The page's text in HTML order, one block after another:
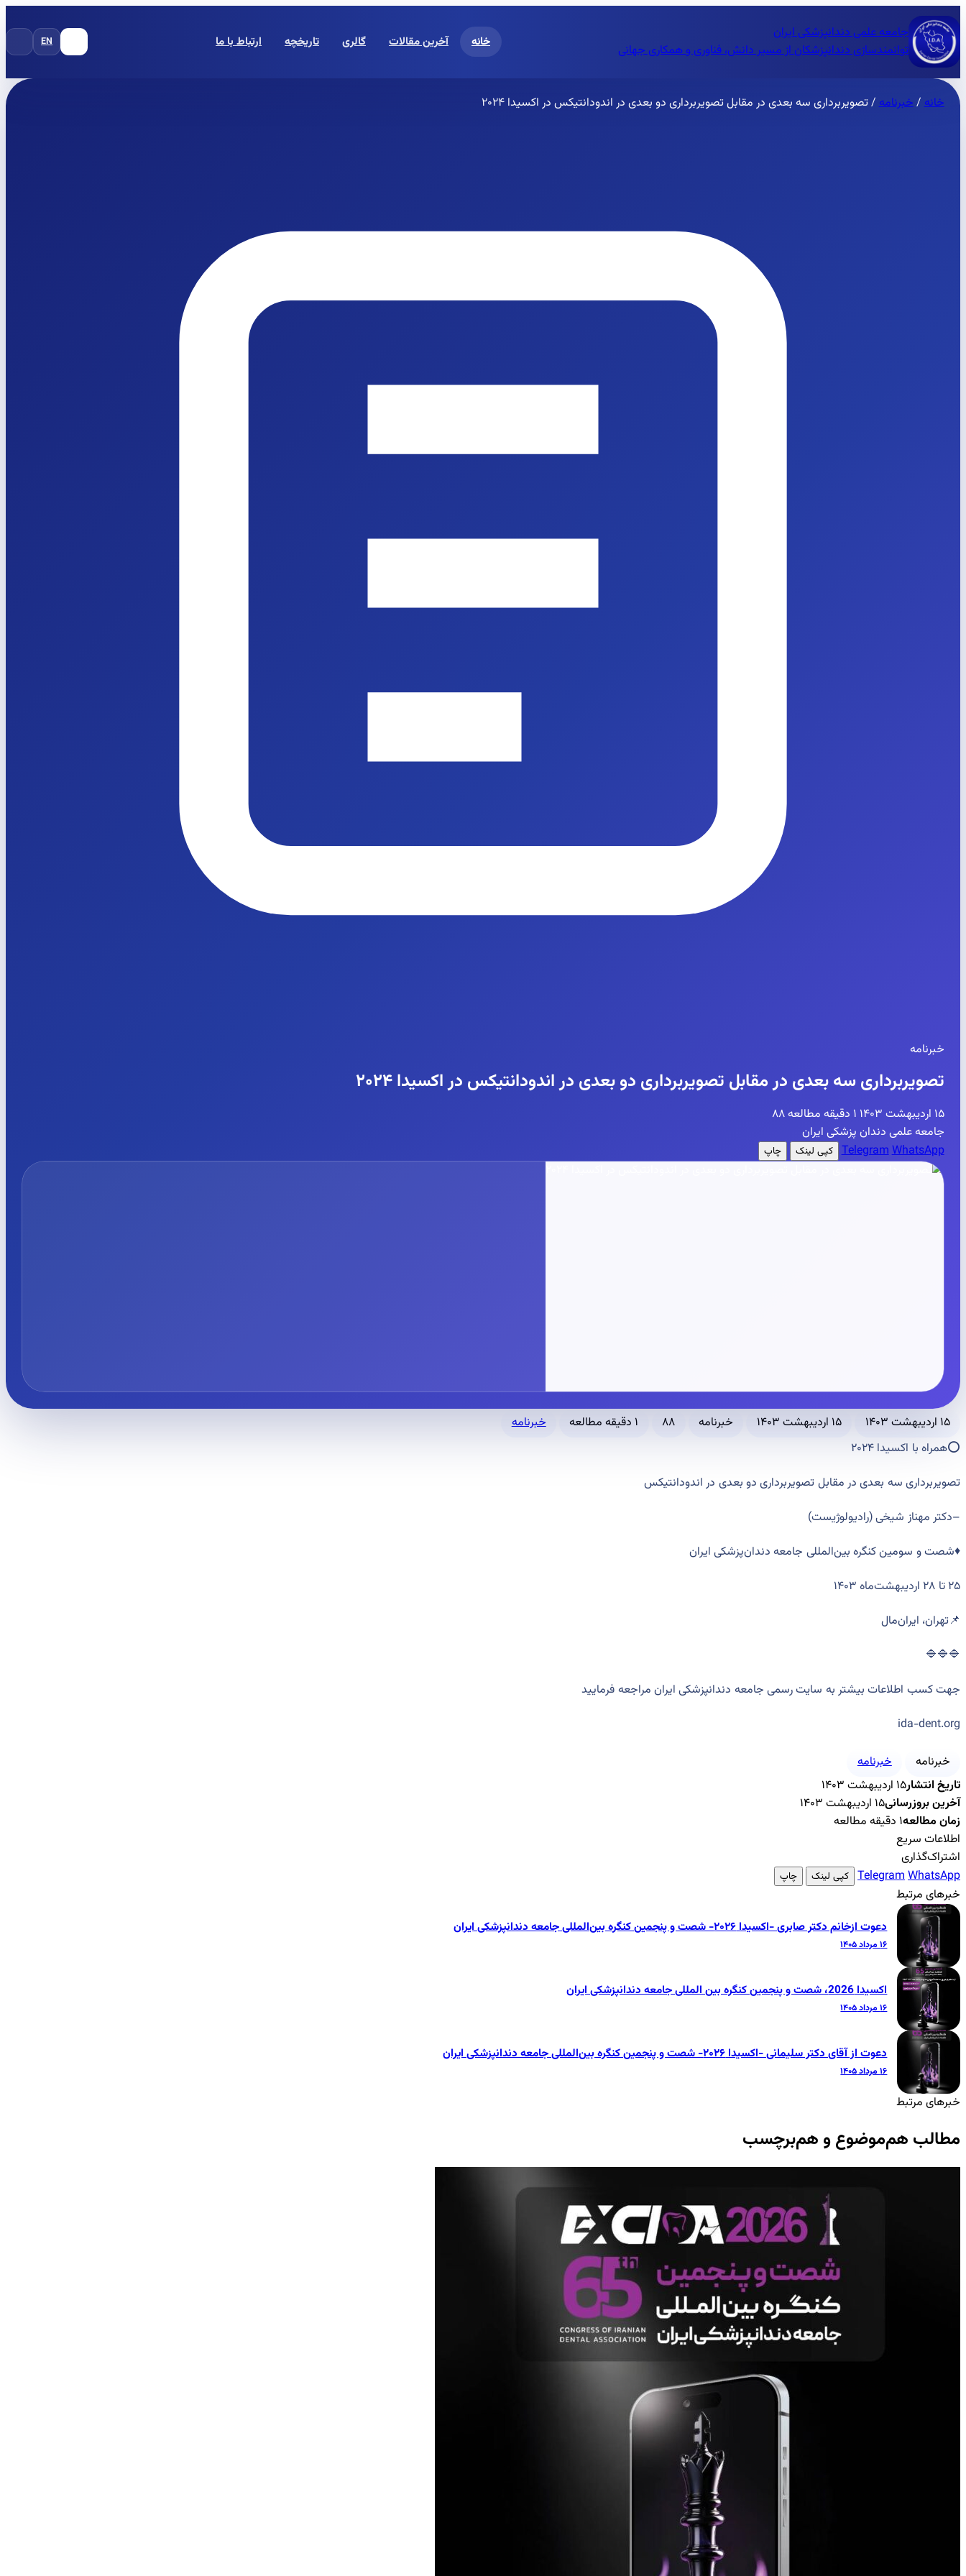
جامعه علمی دندانپزشکی ایران
توانمندسازی دندانپزشکان از مسیر دانش، فناوری و همکاری جهانی
خانه آخرین مقالات گالری تاریخچه ارتباط با ما EN
خانه/خبرنامه/تصویربرداری سه بعدی در مقابل تصویربرداری دو بعدی در اندودانتیکس در اکسیدا ۲۰۲۴
خبرنامه
تصویربرداری سه بعدی در مقابل تصویربرداری دو بعدی در اندودانتیکس در اکسیدا ۲۰۲۴
۱۵ اردیبهشت ۱۴۰۳ ۱ دقیقه مطالعه
۸۸
جامعه علمی دندان پزشکی ایران
TelegramWhatsApp کپی لینک چاپ
۱۵ اردیبهشت ۱۴۰۳ ۱۵ اردیبهشت ۱۴۰۳ خبرنامه ۸۸ ۱ دقیقه مطالعه
خبرنامه
⭕️همراه با اکسیدا ۲۰۲۴
تصویربرداری سه بعدی در مقابل تصویربرداری دو بعدی در اندودانتیکس
–دکتر مهناز ‌شیخی(رادیولوژیست)
♦️شصت و سومین کنگره‌ بین‌المللی جامعه دندان‌پزشکی ایران
۲۵ تا ۲۸ اردیبهشت‌ماه ۱۴۰۳
📌تهران، ایران‌مال
🔷🔷🔷
جهت کسب اطلاعات بیشتر به سایت رسمی جامعه دندانپزشکی ایران مراجعه فرمایید
ida-dent.org
خبرنامه
خبرنامه
تاریخ انتشار۱۵ اردیبهشت ۱۴۰۳
آخرین بروزرسانی۱۵ اردیبهشت ۱۴۰۳
زمان مطالعه۱ دقیقه مطالعه
اطلاعات سریع
اشتراک‌گذاری
TelegramWhatsApp کپی لینک چاپ
خبرهای مرتبط
دعوت ازخانم دکتر صابری -اکسیدا ۲۰۲۶- شصت و پنجمین کنگره بین‌المللی جامعه دندانپزشکی ایران
۱۶ مرداد ۱۴۰۵
اکسیدا 2026، شصت و پنجمین کنگره بین المللی جامعه دندانپزشکی ایران
۱۶ مرداد ۱۴۰۵
دعوت از آقای دکتر سلیمانی -اکسیدا ۲۰۲۶- شصت و پنجمین کنگره بین‌المللی جامعه دندانپزشکی ایران
۱۶ مرداد ۱۴۰۵
خبرهای مرتبط
مطالب هم‌موضوع و هم‌برچسب